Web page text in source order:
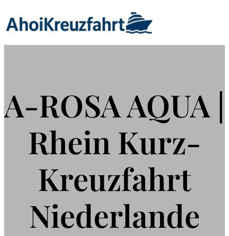
Inhalt
springen
A-ROSA AQUA |
Rhein Kurz-
Kreuzfahrt
Niederlande